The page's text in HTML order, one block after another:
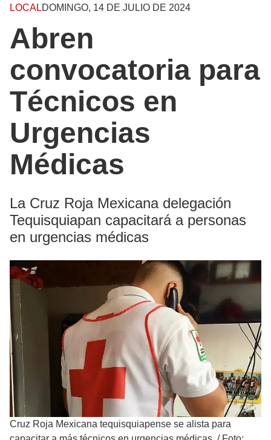
LOCALDOMINGO, 14 DE JULIO DE 2024
Abren
convocatoria para
Técnicos en
Urgencias
Médicas
La Cruz Roja Mexicana delegación
Tequisquiapan capacitará a personas
en urgencias médicas
Cruz Roja Mexicana tequisquiapense se alista para